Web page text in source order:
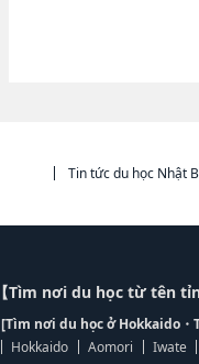
Tin tức du học Nhật
【Tìm nơi du học từ tên
[Tìm nơi du học ở Hokkaido・
Hokkaido
Aomori Iwate